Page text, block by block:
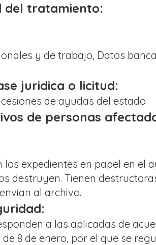
del tratamiento:
y de trabajo, Datos
juridica o licitud:
de ayudas del estado
de personas
expedientes en papel en el
destruyen. Tienen
al archivo.
a las aplicadas de
8 de enero, por el que se